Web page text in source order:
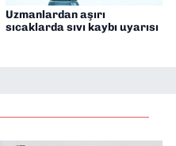
Uzmanlardan aşırı
sıcaklarda sıvı kaybı uyarısı